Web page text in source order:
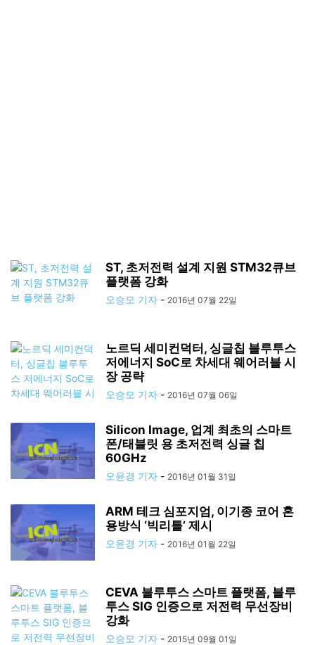
ST, 초저전력 설계 지원 STM32큐브
플랫폼 강화
오승모 기자 - 2016년 07월 22일
노르딕 세미컨덕터, 싱글칩 블루투스
저에너지 SoC로 차세대 웨어러블 시
장 공략
오승모 기자 - 2016년 07월 06일
Silicon Image, 업계 최초의 스마트
폰/태블릿 용 초저전력 싱글 칩
60GHz
오윤경 기자 - 2016년 01월 31일
ARM 테크 심포지엄, 이기종 코어 혼
용방식 ‘빅리틀’ 제시
오윤경 기자 - 2016년 01월 22일
CEVA 블루투스 스마트 플랫폼, 블루
투스 SIG 인증으로 저전력 무선장비
강화
오승모 기자 - 2015년 09월 01일